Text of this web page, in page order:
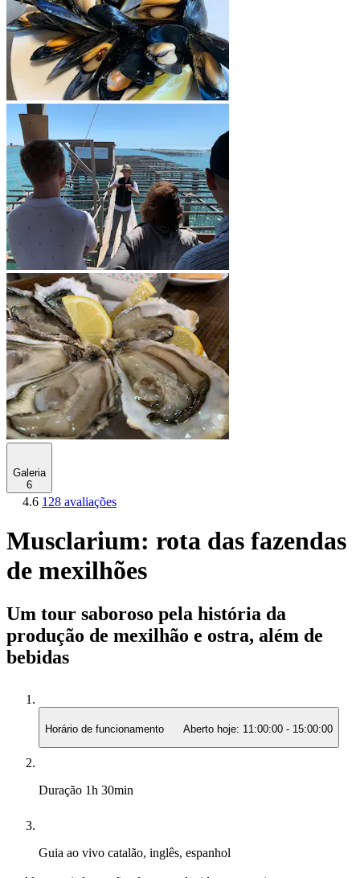
Galeria
6
4.6 128 avaliações
Musclarium: rota das fazendas
de mexilhões
Um tour saboroso pela história da
produção de mexilhão e ostra, além de
bebidas
Horário de funcionamento Aberto hoje: 11:00:00 - 15:00:00
Duração 1h 30min
Guia ao vivo catalão, inglês, espanhol